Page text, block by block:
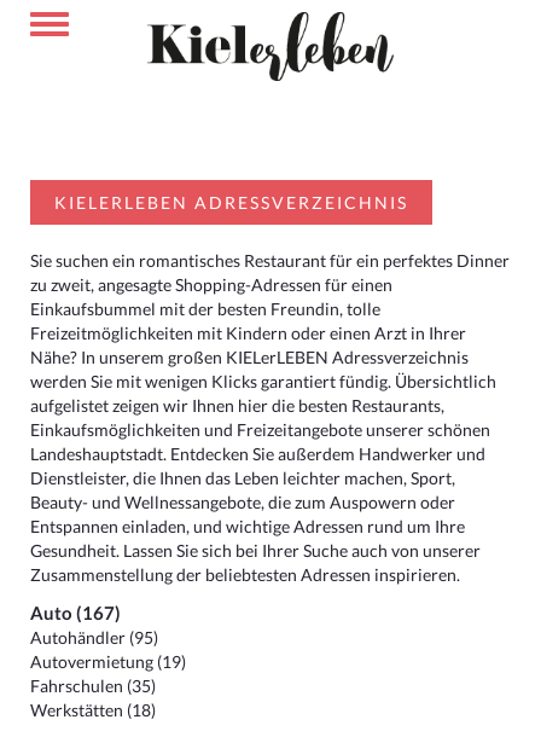
KIELERLEBEN ADRESSVERZEICHNIS
Sie suchen ein romantisches Restaurant für ein perfektes Dinner
zu zweit, angesagte Shopping-Adressen für einen
Einkaufsbummel mit der besten Freundin, tolle
Freizeitmöglichkeiten mit Kindern oder einen Arzt in Ihrer
Nähe? In unserem großen KIELerLEBEN Adressverzeichnis
werden Sie mit wenigen Klicks garantiert fündig. Übersichtlich
aufgelistet zeigen wir Ihnen hier die besten Restaurants,
Einkaufsmöglichkeiten und Freizeitangebote unserer schönen
Landeshauptstadt. Entdecken Sie außerdem Handwerker und
Dienstleister, die Ihnen das Leben leichter machen, Sport,
Beauty- und Wellnessangebote, die zum Auspowern oder
Entspannen einladen, und wichtige Adressen rund um Ihre
Gesundheit. Lassen Sie sich bei Ihrer Suche auch von unserer
Zusammenstellung der beliebtesten Adressen inspirieren.
Auto (167)
Autohändler (95)
Autovermietung (19)
Fahrschulen (35)
Werkstätten (18)